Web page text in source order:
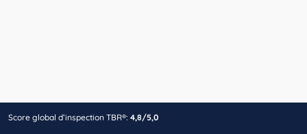
Score global d’inspection TBR®: 4,8/5,0